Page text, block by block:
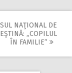
NAŢIONAL DE
,,COPILUL
ÎN FAMILIE”